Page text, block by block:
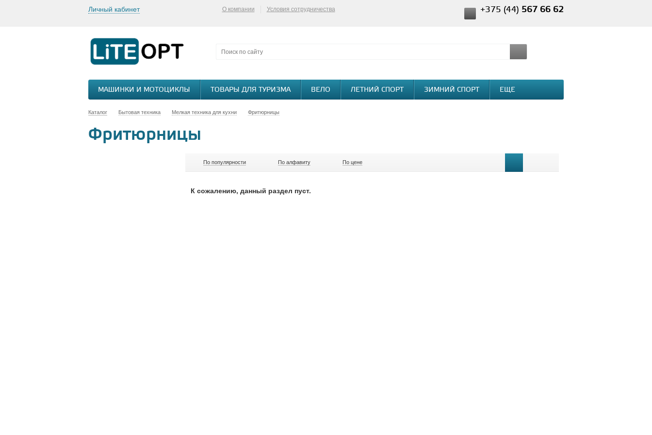
Личный кабинет О компании Условия сотрудничества +375 (44) 567 66 62
МАШИНКИ И МОТОЦИКЛЫ ТОВАРЫ ДЛЯ ТУРИЗМА ВЕЛО ЛЕТНИЙ СПОРТ ЗИМНИЙ СПОРТ ЕЩЕ
Каталог Бытовая техника Мелкая техника для кухни Фритюрницы
Фритюрницы
По популярности По алфавиту По цене
К сожалению, данный раздел пуст.